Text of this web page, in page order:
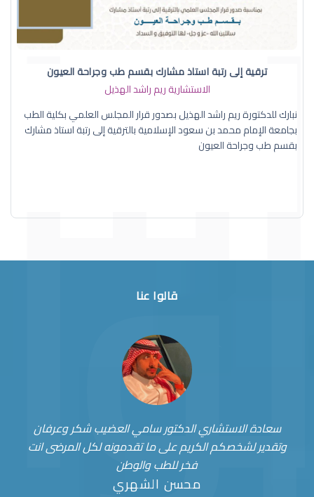
ترقية إلى رتبة استاذ مشارك بقسم طب وجراحة العيون
الاستشارية ريم راشد الهذيل
نبارك للدكتورة ريم راشد الهذيل بصدور قرار المجلس العلمي بكلية الطب
بجامعة الإمام محمد بن سعود الإسلامية بالترقية إلى رتبة استاذ مشارك
بقسم طب وجراحة العيون
قالوا عنا
سعادة الاستشاري الدكتور سامي العضيب شكر وعرفان
وتقدير لشخصكم الكريم على ما تقدمونه لكل المرضى انت
فخر للطب والوطن
محسن الشهري